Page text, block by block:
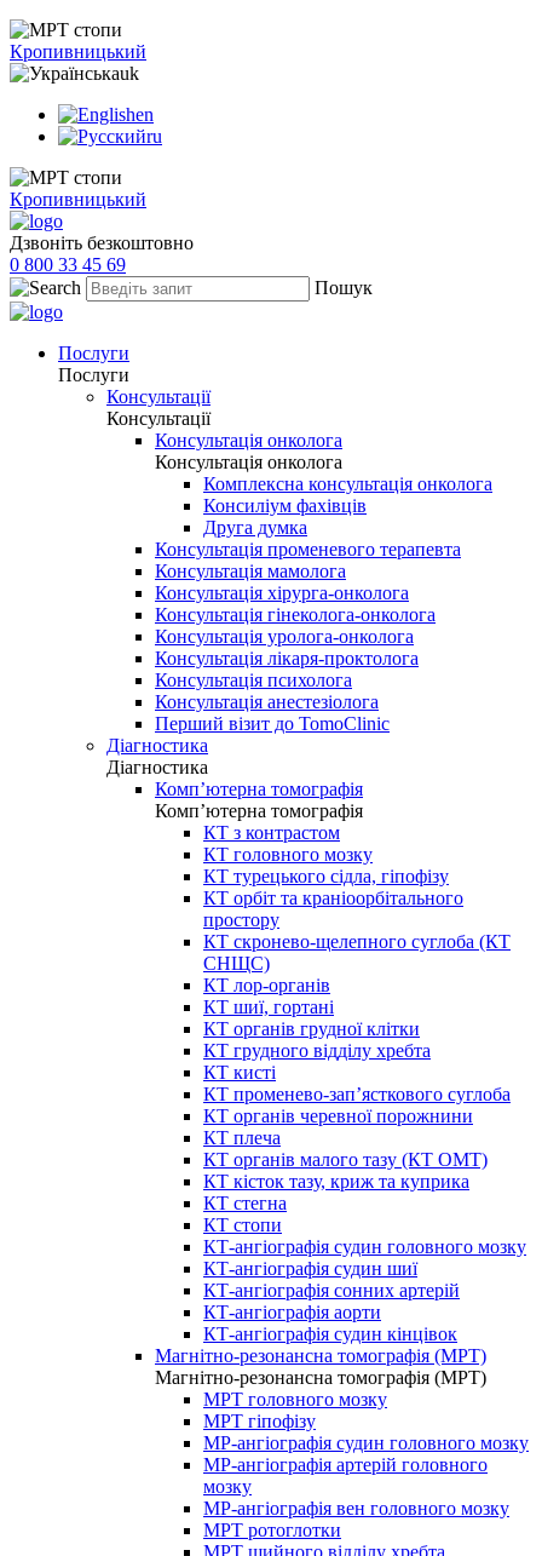
Кропивницький
uk
en
ru
Кропивницький
Дзвоніть безкоштовно
0 800 33 45 69
Пошук
Послуги
Послуги
Консультації
Консультації
Консультація онколога
Консультація онколога
Комплексна консультація онколога
Консиліум фахівців
Друга думка
Консультація променевого терапевта
Консультація мамолога
Консультація хірурга-онколога
Консультація гінеколога-онколога
Консультація уролога-онколога
Консультація лікаря-проктолога
Консультація психолога
Консультація анестезіолога
Перший візит до TomoClinic
Діагностика
Діагностика
Комп’ютерна томографія
Комп’ютерна томографія
КТ з контрастом
КТ головного мозку
КТ турецького сідла, гіпофізу
КТ орбіт та краніоорбітального
простору
КТ скронево-щелепного суглоба (КТ
СНЩС)
КТ лор-органів
КТ шиї, гортані
КТ органів грудної клітки
КТ грудного відділу хребта
КТ кисті
КТ променево-зап’ясткового суглоба
КТ органів черевної порожнини
КТ плеча
КТ органів малого тазу (КТ ОМТ)
КТ кісток тазу, криж та куприка
КТ стегна
КТ стопи
КТ-ангіографія судин головного мозку
КТ-ангіографія судин шиї
КТ-ангіографія сонних артерій
КТ-ангіографія аорти
КТ-ангіографія судин кінцівок
Магнітно-резонансна томографія (МРТ)
Магнітно-резонансна томографія (МРТ)
МРТ головного мозку
МРТ гіпофізу
МР-ангіографія судин головного мозку
МР-ангіографія артерій головного
мозку
МР-ангіографія вен головного мозку
МРТ ротоглотки
МРТ шийного відділу хребта